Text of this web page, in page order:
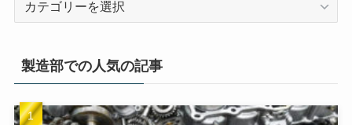
製造部での人気の記事